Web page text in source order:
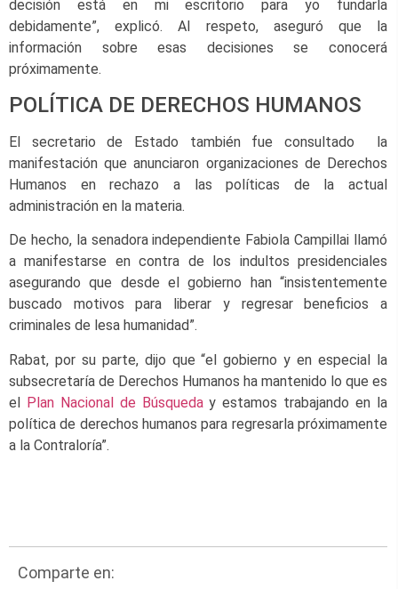
decisión está en mi escritorio para yo fundarla
debidamente”, explicó. Al respeto, aseguró que la
información sobre esas decisiones se conocerá
próximamente.
POLÍTICA DE DERECHOS HUMANOS
El secretario de Estado también fue consultado la
manifestación que anunciaron organizaciones de Derechos
Humanos en rechazo a las políticas de la actual
administración en la materia.
De hecho, la senadora independiente Fabiola Campillai llamó
a manifestarse en contra de los indultos presidenciales
asegurando que desde el gobierno han “insistentemente
buscado motivos para liberar y regresar beneficios a
criminales de lesa humanidad”.
Rabat, por su parte, dijo que “el gobierno y en especial la
subsecretaría de Derechos Humanos ha mantenido lo que es
el Plan Nacional de Búsqueday estamos trabajando en la
política de derechos humanos para regresarla próximamente
a la Contraloría”.
Comparte en: